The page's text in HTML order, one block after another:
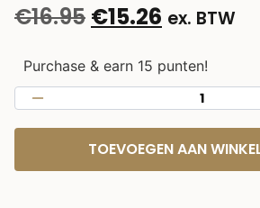
€16.95 €15.26 ex. BTW
Purchase & earn 15 punten!
TOEVOEGEN AAN